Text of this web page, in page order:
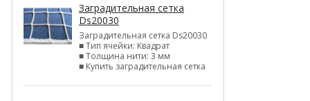
Заградительная сетка
Ds20030
Заградительная сетка Ds20030
■ Тип ячейки: Квадрат
■ Толщина нити: 3 мм
■ Купить заградительная сетка